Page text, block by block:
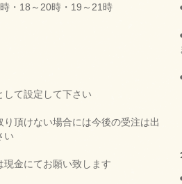
・18～20時・19～21時
して設定して下さい
頂けない場合には今後の受注は出
い
現金にてお願い致します